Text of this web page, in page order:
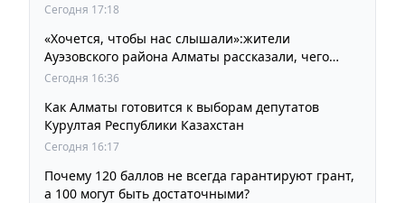
Сегодня 17:18
«Хочется, чтобы нас слышали»:жители
Ауэзовского района Алматы рассказали, чего
ждут от выборов депутатов Курултая
Сегодня 16:36
Как Алматы готовится к выборам депутатов
Курултая Республики Казахстан
Сегодня 16:17
Почему 120 баллов не всегда гарантируют грант,
а 100 могут быть достаточными?